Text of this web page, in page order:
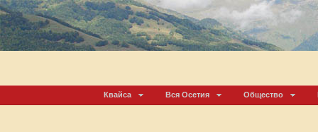
Квайса Вся Осетия Общество